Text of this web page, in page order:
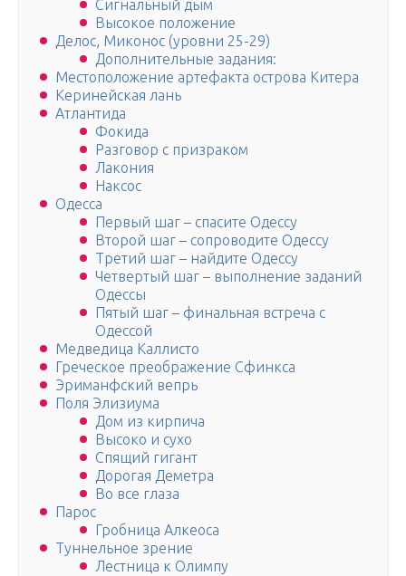
Сигнальный дым
Высокое положение
Делос, Миконос (уровни 25-29)
Дополнительные задания:
Местоположение артефакта острова Китера
Керинейская лань
Атлантида
Фокида
Разговор с призраком
Лакония
Наксос
Одесса
Первый шаг – спасите Одессу
Второй шаг – сопроводите Одессу
Третий шаг – найдите Одессу
Четвертый шаг – выполнение заданий
Одессы
Пятый шаг – финальная встреча с
Одессой
Медведица Каллисто
Греческое преображение Сфинкса
Эриманфский вепрь
Поля Элизиума
Дом из кирпича
Высоко и сухо
Спящий гигант
Дорогая Деметра
Во все глаза
Парос
Гробница Алкеоса
Туннельное зрение
Лестница к Олимпу